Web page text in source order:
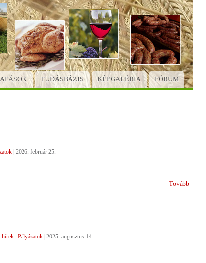
TUDÁSBÁZIS KÉPGALÉRIA FÓRUM
2026. február 25.
Tovább
hírek Pályázatok | 2025. augusztus 14.